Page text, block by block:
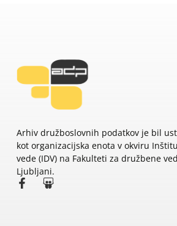
Arhiv družboslovnih podatkov je bil
kot organizacijska enota v okviru
vede (IDV) na Fakulteti za družbene
Ljubljani.